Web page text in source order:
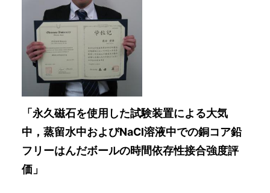
「永久磁石を使用した試験装置による大気
中，蒸留水中およびNaCl溶液中での銅コア鉛
フリーはんだボールの時間依存性接合強度評
価」